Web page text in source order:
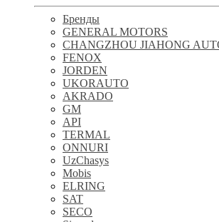
Бренды
GENERAL MOTORS
CHANGZHOU JIAHONG
FENOX
JORDEN
UKORAUTO
AKRADO
GM
API
TERMAL
ONNURI
UzChasys
Mobis
ELRING
SAT
SECO